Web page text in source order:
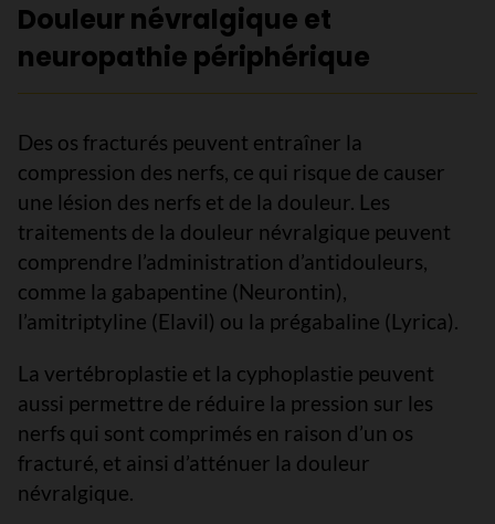
Douleur névralgique et
neuropathie périphérique
Des os fracturés peuvent entraîner la
compression des nerfs, ce qui risque de causer
une lésion des nerfs et de la douleur. Les
traitements de la douleur névralgique peuvent
comprendre l’administration d’antidouleurs,
comme la gabapentine (Neurontin),
l’amitriptyline (Elavil) ou la prégabaline (Lyrica).
La vertébroplastie et la cyphoplastie peuvent
aussi permettre de réduire la pression sur les
nerfs qui sont comprimés en raison d’un os
fracturé, et ainsi d’atténuer la douleur
névralgique.